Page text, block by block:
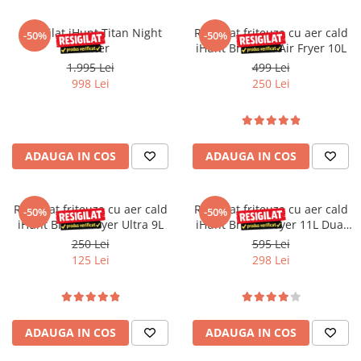
Roboți Gradină
Roboți Piscină
Accesorii Consumabile
Coșuri de gunoi
Uscătoare de Păr
Plăci de Îndreptat Părul
Sigurante inteligente
Camere de supraveghere
Climatizare
-50%
Resigilat iHunt Titan Night
Hunter
1.995 Lei
998 Lei
ADAUGA IN COS
-50%
Resigilat friteuza cu aer cald
iHunt Bro Dual Air Fryer 10L
499 Lei
250 Lei
ADAUGA IN COS
-50%
Resigilat friteuza cu aer cald
iHunt Bro Air Fryer Ultra 9L
250 Lei
125 Lei
ADAUGA IN COS
-50%
Resigilat friteuza cu aer cald
iHunt Bro Air Fryer 11L Dual
Stack
595 Lei
298 Lei
ADAUGA IN COS